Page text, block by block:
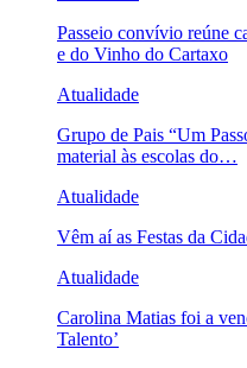
Passeio convívio reúne
e do Vinho do Cartaxo
Atualidade
Grupo de Pais “Um
material às escolas do…
Atualidade
Vêm aí as Festas da
Atualidade
Carolina Matias foi a
Talento’